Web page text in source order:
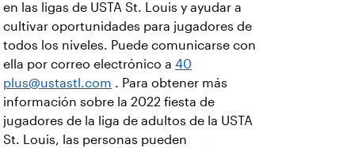
en las ligas de USTA St. Louis y ayudar a
cultivar oportunidades para jugadores de
todos los niveles. Puede comunicarse con
ella por correo electrónico a 40
plus@ustastl.com . Para obtener más
información sobre la 2022 fiesta de
jugadores de la liga de adultos de la USTA
St. Louis, las personas pueden